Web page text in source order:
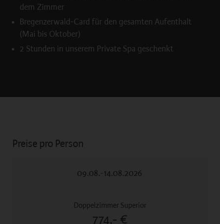
dem Zimmer
Bregenzerwald-Card für den gesamten Aufenthalt
(Mai bis Oktober)
2 Stunden in unserem Private Spa geschenkt
Preise pro Person
09.08.-14.08.2026
774,- €